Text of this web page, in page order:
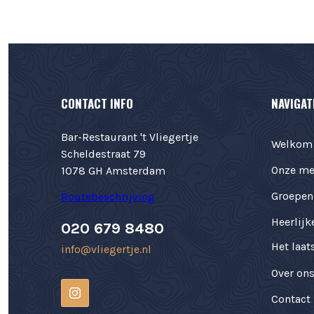
CONTACT INFO
Bar-Restaurant 't Vliegertje
Scheldestraat 79
1078 GH Amsterdam
Routebeschrijving
020 679 8480
info@vliegertje.nl
Onze
Het
Over
Contact